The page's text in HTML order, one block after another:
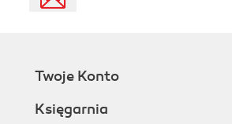
Twoje Konto
Księgarnia